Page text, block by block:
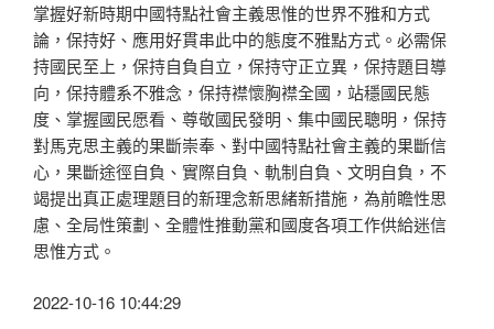
掌握好新時期中國特點社會主義思惟的世界不雅和方式
論，保持好、應用好貫串此中的態度不雅點方式。必需保
持國民至上，保持自負自立，保持守正立異，保持題目導
向，保持體系不雅念，保持襟懷胸襟全國，站穩國民態
度、掌握國民愿看、尊敬國民發明、集中國民聰明，保持
對馬克思主義的果斷崇奉、對中國特點社會主義的果斷信
心，果斷途徑自負、實際自負、軌制自負、文明自負，不
竭提出真正處理題目的新理念新思緒新措施，為前瞻性思
慮、全局性策劃、全體性推動黨和國度各項工作供給迷信
思惟方式。
2022-10-16 10:44:29